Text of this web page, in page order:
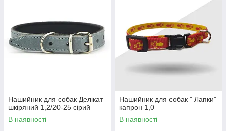
Нашийник для собак Делікат
шкіряний 1,2/20-25 сірий
В наявності
Нашийник для собак " Лапки"
капрон 1,0
В наявності